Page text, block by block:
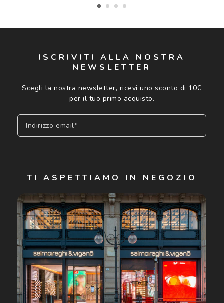
ISCRIVITI ALLA NOSTRA
NEWSLETTER
Scegli la nostra newsletter, ricevi uno sconto di 10€
per il tuo primo acquisto.
Indirizzo email*
Cliccando su "Iscriviti", confermo di avere più di 16 anni e
acconsento all'utilizzo dei miei Dati Personali da parte di
Luxottica Group S.p.A. per l'invio di offerte speciali, novità
ed altre comunicazioni di carattere pubblicitario (consultare
Informativa sulla privacyper ulteriori informazioni).
TI ASPETTIAMO IN NEGOZIO